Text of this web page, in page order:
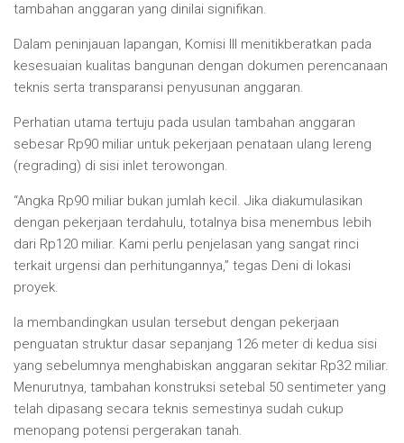
tambahan anggaran yang dinilai signifikan.
Dalam peninjauan lapangan, Komisi III menitikberatkan pada
kesesuaian kualitas bangunan dengan dokumen perencanaan
teknis serta transparansi penyusunan anggaran.
Perhatian utama tertuju pada usulan tambahan anggaran
sebesar Rp90 miliar untuk pekerjaan penataan ulang lereng
(regrading) di sisi inlet terowongan.
“Angka Rp90 miliar bukan jumlah kecil. Jika diakumulasikan
dengan pekerjaan terdahulu, totalnya bisa menembus lebih
dari Rp120 miliar. Kami perlu penjelasan yang sangat rinci
terkait urgensi dan perhitungannya,” tegas Deni di lokasi
proyek.
Ia membandingkan usulan tersebut dengan pekerjaan
penguatan struktur dasar sepanjang 126 meter di kedua sisi
yang sebelumnya menghabiskan anggaran sekitar Rp32 miliar.
Menurutnya, tambahan konstruksi setebal 50 sentimeter yang
telah dipasang secara teknis semestinya sudah cukup
menopang potensi pergerakan tanah.